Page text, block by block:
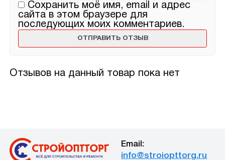
Отзывов на данный товар пока нет
Сохранить моё имя, email и адрес
сайта в этом браузере для
последующих моих комментариев.
Email:
info@stroiopttorg.ru